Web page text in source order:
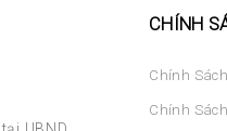
CHÍNH
Chính
Chính